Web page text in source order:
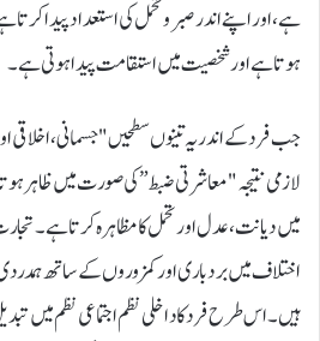
ہے، اور اپنے اندر صبر و تحمل کی استعداد پیدا کرتا
ہوتا ہے اور شخصیت میں استقامت پیدا ہوتی ہے۔
جب فرد کے اندر یہ تینوں سطحیں "جسمانی، اخلاقی
لازمی نتیجہ "معاشرتی ضبط” کی صورت میں ظاہر
میں دیانت، عدل اور تحمل کا مظاہرہ کرتا ہے۔
اختلاف میں بردباری اور کمزوروں کے ساتھ
ہیں۔ اس طرح فرد کا داخلی نظم اجتماعی نظم میں